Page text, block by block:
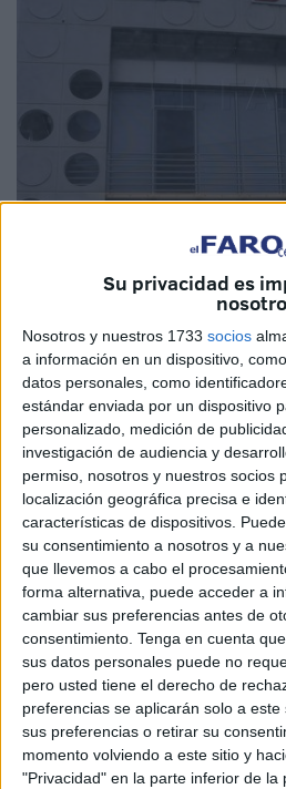
Su privacidad es
Nosotros y nuestros 1733 socios
a información en un dispositivo,
datos personales, como
estándar enviada por un dispositivo
personalizado, medición de
investigación de audiencia y
permiso, nosotros y nuestros socios
localización geográfica precisa e
características de dispositivos.
su consentimiento a nosotros y a
que llevemos a cabo el
forma alternativa, puede acceder a
cambiar sus preferencias antes de
consentimiento. Tenga en cuenta
sus datos personales puede no
pero usted tiene el derecho de
preferencias se aplicarán solo a
sus preferencias o retirar su
momento volviendo a este sitio y
"Privacidad" en la parte inferior de la
Imagen de archivo
Ceuta tiene un total de 2.434
Seguridad Social, de los que
deempleadas de hogar, de
facilitados por laDelegación del
Precisamente ese grueso de
ver notablemente afectado
contratos que hoy están
transfronterizas.Mujeres a las
negando la dispensa de la
Extranjería para las
Es decir, que paulatinamente, se
la afiliación a la Seguridad Social
ese sector concreto.